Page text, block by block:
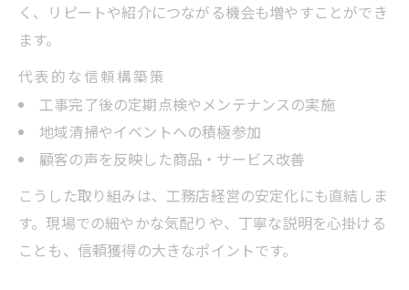
く、リピートや紹介につながる機会も増やすことができ
ます。
代表的な信頼構築策
工事完了後の定期点検やメンテナンスの実施
地域清掃やイベントへの積極参加
顧客の声を反映した商品・サービス改善
こうした取り組みは、工務店経営の安定化にも直結しま
す。現場での細やかな気配りや、丁寧な説明を心掛ける
ことも、信頼獲得の大きなポイントです。